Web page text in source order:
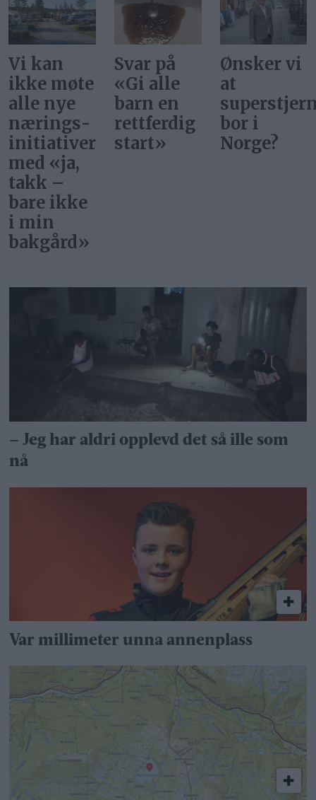
Vi kan
ikke møte
alle nye
nærings­
initiativer
med «ja,
takk –
bare ikke
i min
bakgård»
Svar på
«Gi alle
barn en
rettferdig
start»
Ønsker vi
at
bor i
Norge?
– Jeg har aldri opplevd det så ille som
nå
Var millimeter unna annenplass